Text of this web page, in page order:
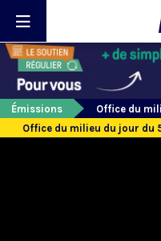
Émissions
Office du
Office du milieu du jour du